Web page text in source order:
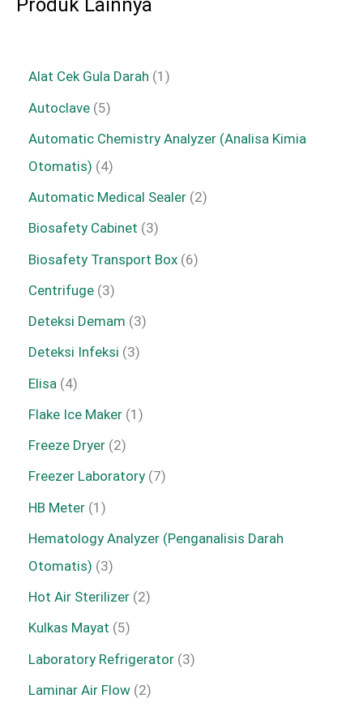
Produk Lainnya
Alat Cek Gula Darah 1
Autoclave 5
Automatic Chemistry Analyzer (Analisa Kimia
Otomatis) 4
Automatic Medical Sealer 2
Biosafety Cabinet 3
Biosafety Transport Box 6
Centrifuge 3
Deteksi Demam 3
Deteksi Infeksi 3
Elisa 4
Flake Ice Maker 1
Freeze Dryer 2
Freezer Laboratory 7
HB Meter 1
Hematology Analyzer (Penganalisis Darah
Otomatis) 3
Hot Air Sterilizer 2
Kulkas Mayat 5
Laboratory Refrigerator 3
Laminar Air Flow 2